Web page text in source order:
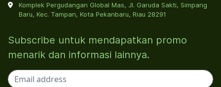
Komplek Pergudangan Global Mas, Jl. Garuda Sakti, Simpang
Baru, Kec. Tampan, Kota Pekanbaru, Riau 28291
Subscribe untuk mendapatkan promo
menarik dan informasi lainnya.